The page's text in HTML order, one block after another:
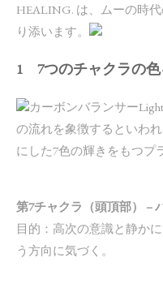
HEALING. は、ムーの時
り添います。
1 7つのチャクラの色
カーボンバランサー
の流れを象徴するといわ
にした7色の輝きをもつプ
第7チャクラ（頭頂部） –
目的：高次の意識と静か
う方向に気づく。